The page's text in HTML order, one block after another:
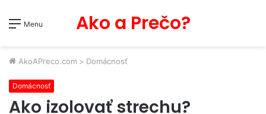
Menu Ako a Prečo?
AkoAPreco.com > Domácnosť
Domácnosť
Ako izolovať strechu?